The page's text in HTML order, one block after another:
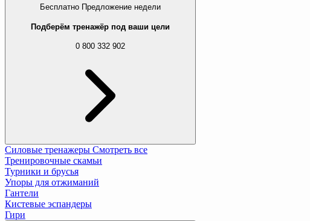
Бесплатно Предложение недели
Подберём тренажёр под ваши цели
0 800 332 902
Силовые тренажеры Смотреть все
Тренировочные скамьи
Турники и брусья
Упоры для отжиманий
Гантели
Кистевые эспандеры
Гири